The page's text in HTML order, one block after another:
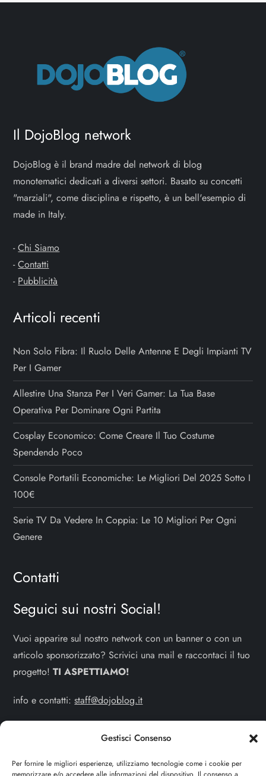
Gestisci Consenso
Per fornire le migliori esperienze, utilizziamo tecnologie come i cookie per
Il DojoBlog network
DojoBlog è il brand madre del network di blog
monotematici dedicati a diversi settori. Basato su concetti
"marziali", come disciplina e rispetto, è un bell'esempio di
made in Italy.
-Chi Siamo
-Contatti
- Pubblicità
Articoli recenti
Non Solo Fibra: Il Ruolo Delle Antenne E Degli Impianti TV
Per I Gamer
Allestire Una Stanza Per I Veri Gamer: La Tua Base
Operativa Per Dominare Ogni Partita
Cosplay Economico: Come Creare Il Tuo Costume
Spendendo Poco
Console Portatili Economiche: Le Migliori Del 2025 Sotto I
100€
Serie TV Da Vedere In Coppia: Le 10 Migliori Per Ogni
Genere
Contatti
Seguici sui nostri Social!
Vuoi apparire sul nostro network con un banner o con un
articolo sponsorizzato? Scrivici una mail e raccontaci il tuo
progetto!TI ASPETTIAMO!
info e contatti:staff@dojoblog.it
dojoblog.it di proprietà della ReadMore ADV
legale in Via delle Sirene 34 - Roma - P.iva: